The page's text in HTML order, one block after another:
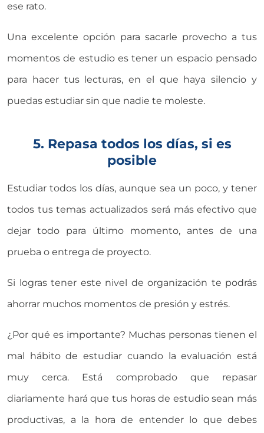
ese rato.
Una excelente opción para sacarle provecho a tus
momentos de estudio es tener un espacio pensado
para hacer tus lecturas, en el que haya silencio y
puedas estudiar sin que nadie te moleste.
5. Repasa todos los días, si es
posible
Estudiar todos los días, aunque sea un poco, y tener
todos tus temas actualizados será más efectivo que
dejar todo para último momento, antes de una
prueba o entrega de proyecto.
Si logras tener este nivel de organización te podrás
ahorrar muchos momentos de presión y estrés.
¿Por qué es importante? Muchas personas tienen el
mal hábito de estudiar cuando la evaluación está
muy cerca. Está comprobado que repasar
diariamente hará que tus horas de estudio sean más
productivas, a la hora de entender lo que debes